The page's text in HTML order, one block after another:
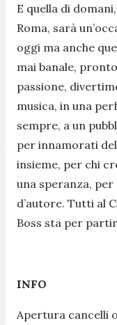
E quella di
Roma, sarà
oggi ma anche
mai banale,
passione,
musica, in una
sempre, a un
per innamorati
insieme, per chi
una speranza,
d’autore. Tutti al
Boss sta per
INFO
Apertura cancelli